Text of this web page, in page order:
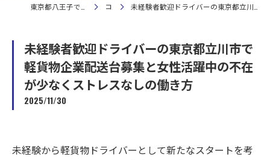
コラム 未経験者歓迎ドライバーの東京都立川市で軽貨物企業配送台募集と女性活躍中の不在が少なくストレスなしの働き方
未経験者歓迎ドライバーの東京都立川市で
軽貨物企業配送台募集と女性活躍中の不在
が少なくストレスなしの働き方
2025/11/30
未経験から軽貨物ドライバーとして新たなスタートを考